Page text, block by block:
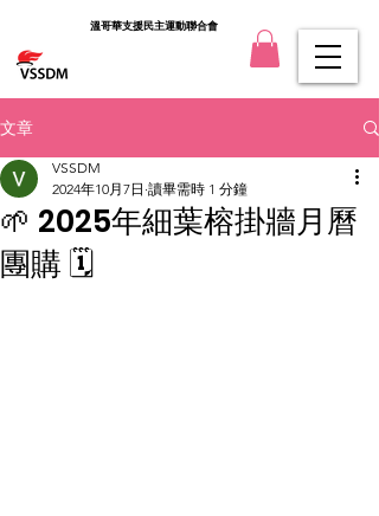
溫哥華支援民主運動聯合會
文章
🌱 2025年細葉榕掛牆月曆
團購 🗓️
VSSDM
2024年10月7日 讀畢需時 1 分鐘